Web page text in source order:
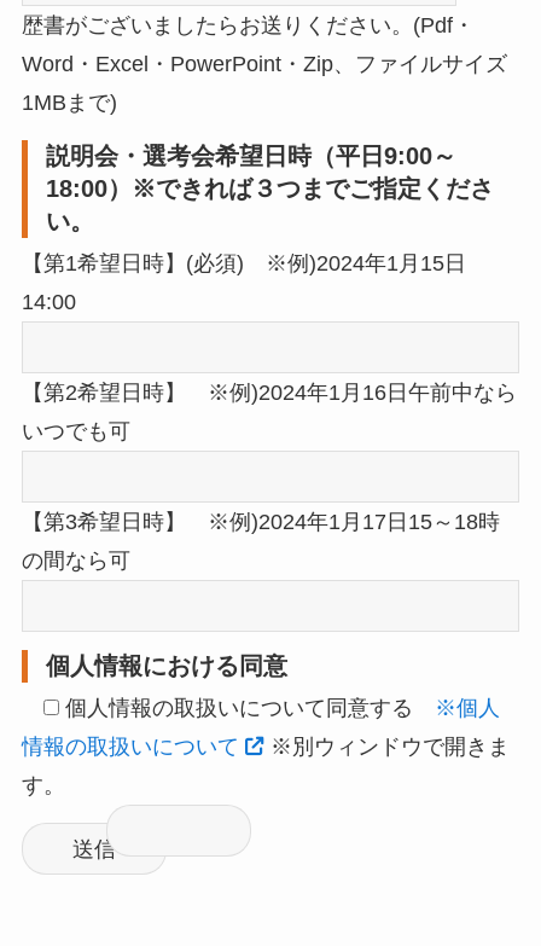
歴書がございましたらお送りください。(Pdf・
Word・Excel・PowerPoint・Zip、ファイルサイズ
1MBまで)
説明会・選考会希望日時（平日9:00～
18:00）※できれば３つまでご指定くださ
い。
【第1希望日時】(必須) ※例)2024年1月15日
14:00
【第2希望日時】 ※例)2024年1月16日午前中なら
いつでも可
【第3希望日時】 ※例)2024年1月17日15～18時
の間なら可
個人情報における同意
個人情報の取扱いについて同意する
※個人
情報の取扱いについて
※別ウィンドウで開きま
す。